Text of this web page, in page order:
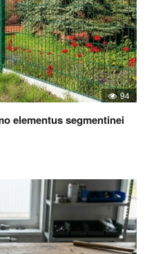
94
elementus segmentinei